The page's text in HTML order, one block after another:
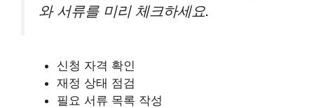
와 서류를 미리 체크하세요.
신청 자격 확인
재정 상태 점검
필요 서류 목록 작성